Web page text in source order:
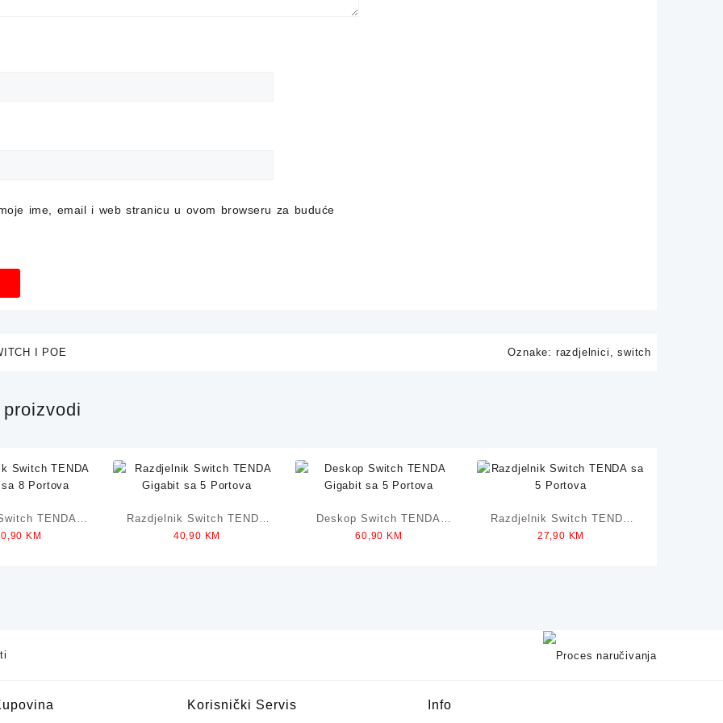
ime, email i web stranicu u ovom browseru za buduće
I POE Oznake: razdjelnici ,switch
TENDA
10 Portova
KM
Razdjelnik Switch TENDA
Gigabit sa 5 Portova
40,90 KM
Deskop Switch TENDA
Gigabit sa 5 Portova
60,90 KM
Razdjelnik Switch TENDA
sa 5 Portova
27,90 KM
Korisnički Servis Info